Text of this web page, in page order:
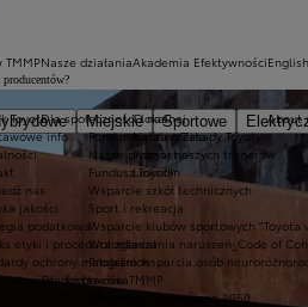
Miejskie Sportowe
info
nas
jakości
podatkowa
etyki i procedura zgłaszania naruszeń_Code of
ochrony małoletnich
do sieci dostawców TMMP
TMMP
Toyota
Nasze działania
Dla społeczności lokalnej
Fundamentalne Zasady Toyoty
Nasze priorytety
Fundusz Toyoty
Wsparcie szkół technicznych
Sport i rekreacja
Wsparcie klubów sportowych "Toyota
Wolontariat
Program wsparcia osób
Dla środowiska
Wyzwanie Ekologiczne 2050
Akademia Efektywności
O nas
Nasza oferta
Poznaj naszych trenerów
LinkedIn
English
About
producentów?